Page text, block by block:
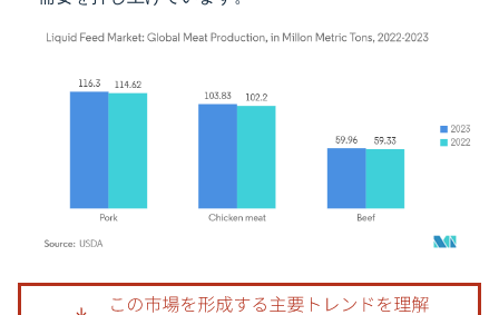
画像 © Mordor Intelligence。再利用にはCC BY 4.0の表示が必要です。